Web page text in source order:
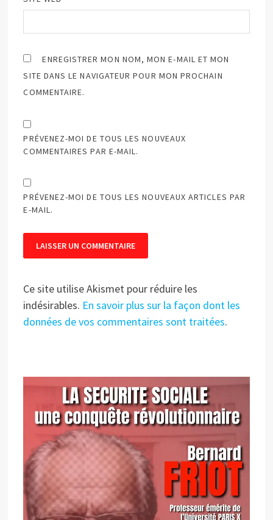
ENREGISTRER MON NOM, MON E-MAIL ET MON
SITE DANS LE NAVIGATEUR POUR MON PROCHAIN
COMMENTAIRE.
PRÉVENEZ-MOI DE TOUS LES NOUVEAUX
COMMENTAIRES PAR E-MAIL.
PRÉVENEZ-MOI DE TOUS LES NOUVEAUX ARTICLES PAR
E-MAIL.
Ce site utilise Akismet pour réduire les
indésirables. En savoir plus sur la façon dont les
données de vos commentaires sont traitées.